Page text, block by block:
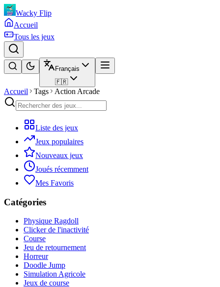
Wacky Flip
Accueil
Tous les jeux
Français
🇫🇷
Accueil Tags Action Arcade
Liste des jeux
Jeux populaires
Nouveaux jeux
Joués récemment
Mes Favoris
Catégories
Physique Ragdoll
Clicker de l'inactivité
Course
Jeu de retournement
Horreur
Doodle Jump
Simulation Agricole
Jeux de course